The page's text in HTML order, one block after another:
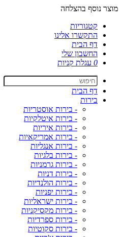
מוצר נוסף בהצלחה
קטגוריות
התקשרו אלינו
דף הבית
החשבון שלי
0 עגלת קניות
דף הבית
בירות
- בירות אוסטריות
- בירות איטלקיות
- בירות איריות
- בירות אמריקאיות
- בירות אנגליות
- בירות בלגיות
- בירות גרמניות
- בירות דניות
- בירות הולנדיות
- בירות יפניות
- בירות ישראליות
- בירות מקסיקניות
- בירות ספרדיות
- בירות סקוטיות